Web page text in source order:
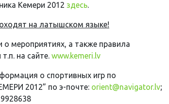
Кемери 2012 здесь.
на латышском языке!
мероприятиях, а также правила
на сайте. www.kemeri.lv
о спортивныx игр по
2012” по э-почте: orient@navigator.lv;